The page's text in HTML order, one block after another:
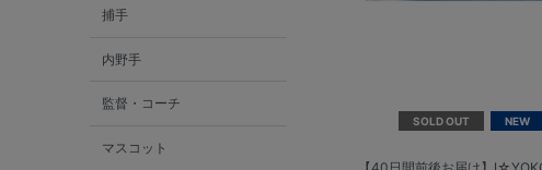
捕手
内野手
監督・コーチ
マスコット
SOLD OUT NEW